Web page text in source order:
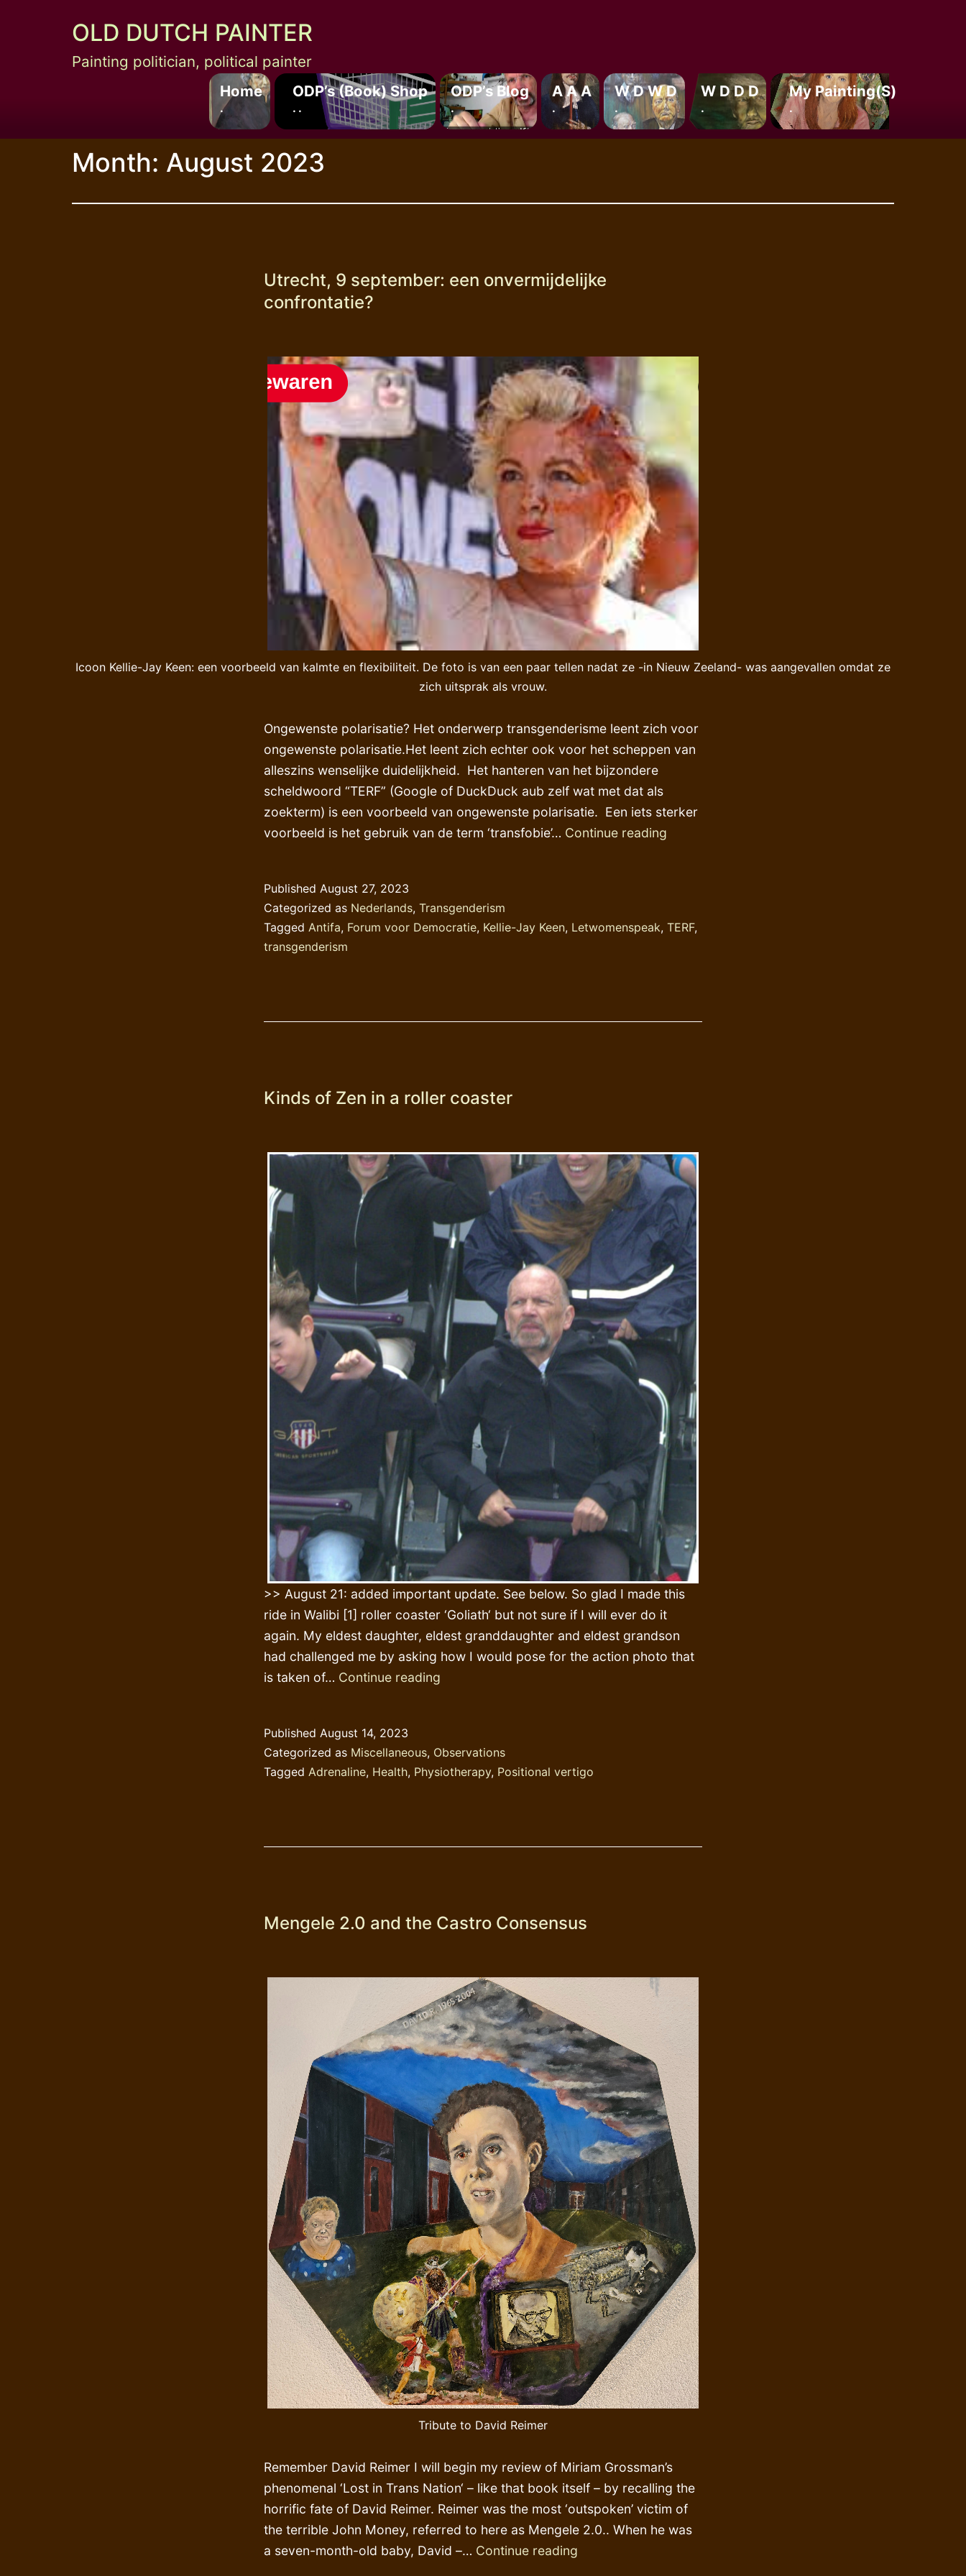
OLD DUTCH PAINTER
Painting politician, political painter
Home
.
ODP’s (book) Shop
. .
ODP’s Blog
.
A A A
.
W D W D
.
W D D D
.
My Painting(s)
.
Month: August 2023
Utrecht, 9 september: een onvermijdelijke
confrontatie?
Icoon Kellie-Jay Keen: een voorbeeld van kalmte en flexibiliteit. De foto is van een paar tellen nadat ze -in Nieuw Zeeland- was aangevallen omdat ze
zich uitsprak als vrouw.
Ongewenste polarisatie? Het onderwerp transgenderisme leent zich voor
ongewenste polarisatie.Het leent zich echter ook voor het scheppen van
alleszins wenselijke duidelijkheid. Het hanteren van het bijzondere
scheldwoord “TERF” (Google of DuckDuck aub zelf wat met dat als
zoekterm) is een voorbeeld van ongewenste polarisatie. Een iets sterker
voorbeeld is het gebruik van de term ‘transfobie’… Continue reading
confrontatie?
Published August 27, 2023
Categorized as Nederlands, Transgenderism
Tagged Antifa, Forum voor Democratie, Kellie-Jay Keen, Letwomenspeak, TERF,
transgenderism
Kinds of Zen in a roller coaster
>> August 21: added important update. See below. So glad I made this
ride in Walibi [1] roller coaster ‘Goliath‘ but not sure if I will ever do it
again. My eldest daughter, eldest granddaughter and eldest grandson
had challenged me by asking how I would pose for the action photo that
is taken of… Continue reading
a
roller
Published August 14, 2023
Categorized as Miscellaneous, Observations
Tagged Adrenaline, Health, Physiotherapy, Positional vertigo
Mengele 2.0 and the Castro Consensus
Tribute to David Reimer
Remember David Reimer I will begin my review of Miriam Grossman’s
phenomenal ‘Lost in Trans Nation‘ – like that book itself – by recalling the
horrific fate of David Reimer. Reimer was the most ‘outspoken’ victim of
the terrible John Money, referred to here as Mengele 2.0.. When he was
a seven-month-old baby, David –… Continue reading